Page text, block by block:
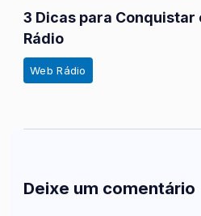
3 Dicas para Conquistar
Rádio
Web Rádio
Deixe um comentário